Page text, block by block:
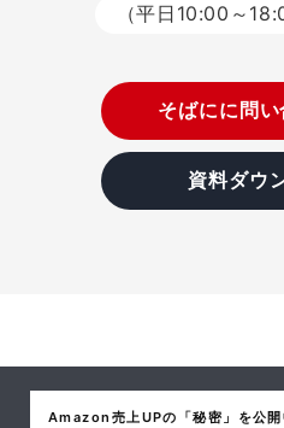
（平日10:00～
そばにに問い
資料ダウ
Amazon売上UPの「秘密」を公開